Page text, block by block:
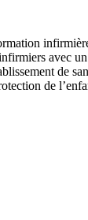
avec
de
de